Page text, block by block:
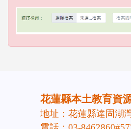
頁尾區域內容
花蓮縣本土教育資
地址：花蓮縣達固湖